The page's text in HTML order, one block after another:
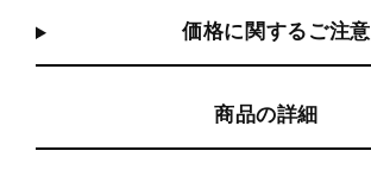
価格に関するご注意
商品の詳細